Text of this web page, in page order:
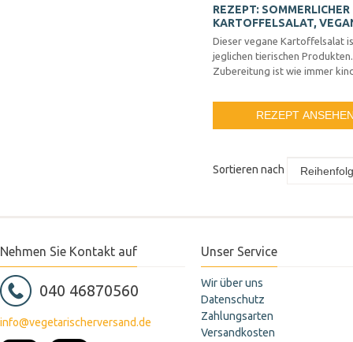
REZEPT: SOMMERLICHER
KARTOFFELSALAT,
Dieser vegane Kartoffelsalat
jeglichen tierischen
Zubereitung ist wie immer
REZEPT
Sortieren nach
Nehmen Sie Kontakt auf
040 46870560
info@vegetarischerversand.de
Unser Service
Wir über uns
Datenschutz
Zahlungsarten
Versandkosten